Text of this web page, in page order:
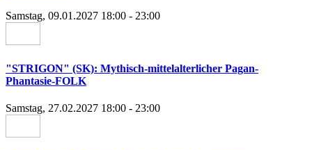
Samstag, 09.01.2027 18:00 - 23:00
"STRIGON" (SK): Mythisch-mittelalterlicher Pagan-
Phantasie-FOLK
Samstag, 27.02.2027 18:00 - 23:00